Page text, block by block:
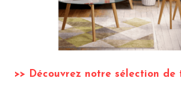
>> Découvrez notre sélection de